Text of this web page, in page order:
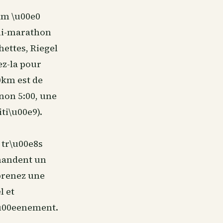
\u00e0
marathon
Riegel
la pour
est de
5:00, une
un
une
et